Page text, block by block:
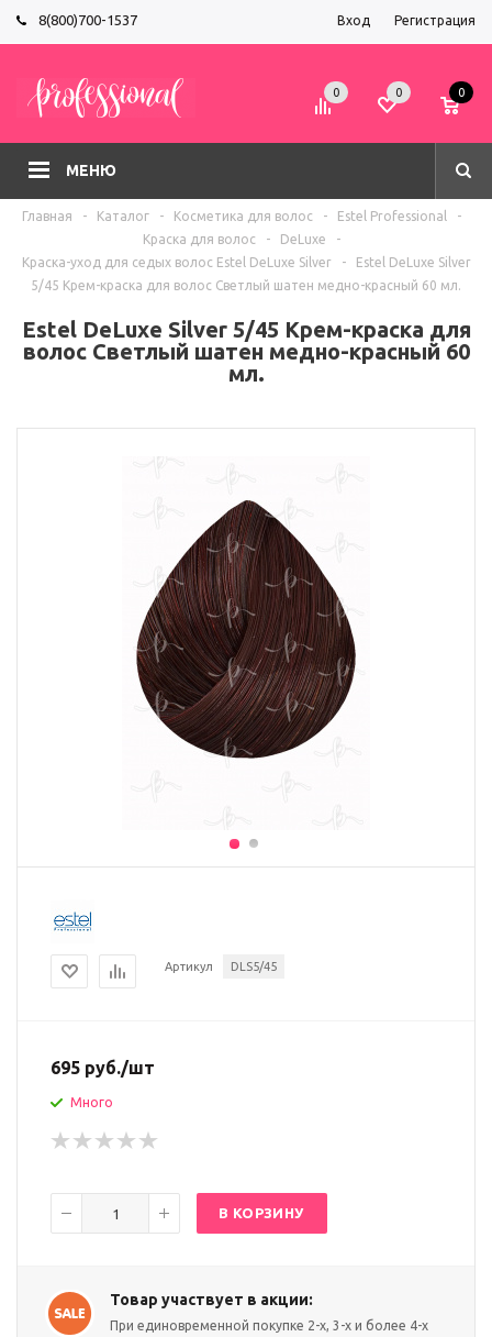
8(800)700-1537 Вход Регистрация
МЕНЮ
0 0 0
Главная - Каталог - Косметика для волос - Estel Professional
-
Краска для волос
- DeLuxe
-
Краска-уход для седых волос Estel DeLuxe Silver
-
Estel DeLuxe Silver
5/45 Крем-краска для волос Светлый шатен медно-красный 60 мл.
Estel DeLuxe Silver 5/45 Крем-краска для
волос Светлый шатен медно-красный 60
мл.
Артикул DLS5/45
695 руб./шт
Много
В КОРЗИНУ
Товар участвует в акции:
При единовременной покупке 2-х, 3-х и более 4-х